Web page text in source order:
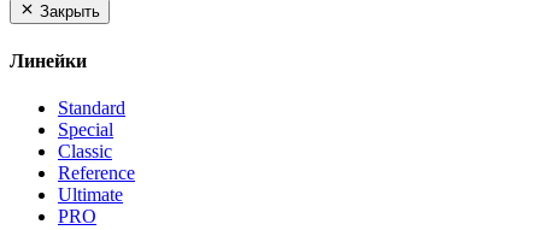
Закрыть
Линейки
Standard
Special
Classic
Reference
Ultimate
PRO